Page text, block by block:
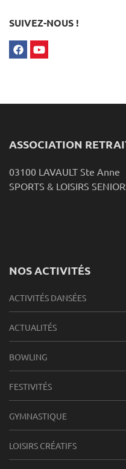
SUIVEZ-NOUS !
ASSOCIATION
03100 LAVAULT Ste Anne
SPORTS & LOISIRS
NOS ACTIVITÉS
ACTIVITÉS DANSÉES
ACTUALITÉS
BOWLING
FESTIVITÉS
GYMNASTIQUE
LOISIRS CRÉATIFS